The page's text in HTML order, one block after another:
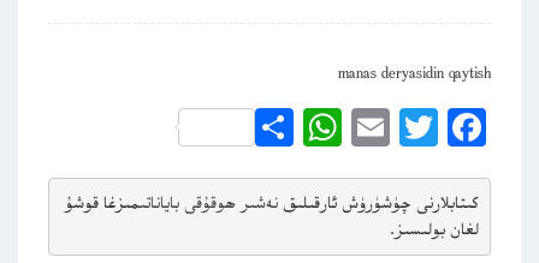
manas deryasidin qaytish
Facebook
Twitter
Email
WhatsApp
Share
كىتابلارنى چۈشۈرۈش ئارقىلىق نەشىر ھوقۇقى باياناتىمىزغا قوشۇ
لغان بولىسىز.